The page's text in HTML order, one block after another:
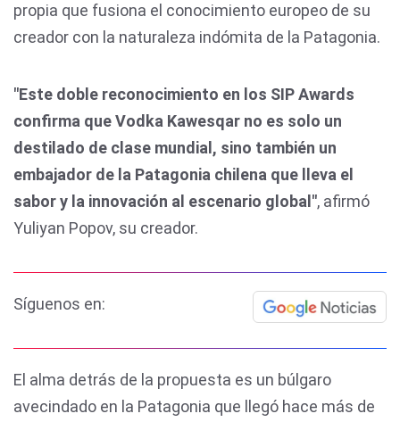
propia que fusiona el conocimiento europeo de su
creador con la naturaleza indómita de la Patagonia.
"Este doble reconocimiento en los SIP Awards
confirma que Vodka Kawesqar no es solo un
destilado de clase mundial, sino también un
embajador de la Patagonia chilena que lleva el
sabor y la innovación al escenario global", afirmó
Yuliyan Popov, su creador.
Síguenos en:
El alma detrás de la propuesta es un búlgaro
avecindado en la Patagonia que llegó hace más de